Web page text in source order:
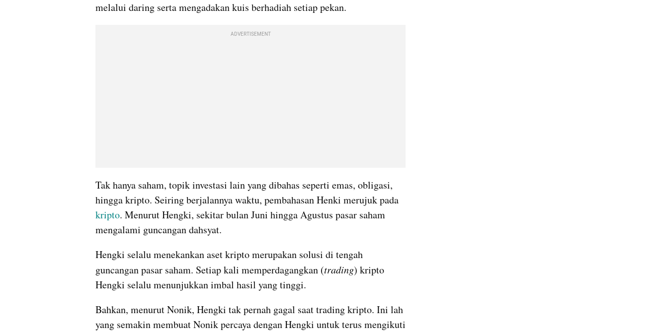
melalui daring serta mengadakan kuis berhadiah setiap pekan.
ADVERTISEMENT
Tak hanya saham, topik investasi lain yang dibahas seperti emas, obligasi,
kripto. Menurut Hengki, sekitar bulan Juni hingga Agustus pasar saham
mengalami guncangan dahsyat.
Hengki selalu menekankan aset kripto merupakan solusi di tengah
guncangan pasar saham. Setiap kali memperdagangkan (trading) kripto
Hengki selalu menunjukkan imbal hasil yang tinggi.
Bahkan, menurut Nonik, Hengki tak pernah gagal saat trading kripto. Ini lah
yang semakin membuat Nonik percaya dengan Hengki untuk terus mengikuti